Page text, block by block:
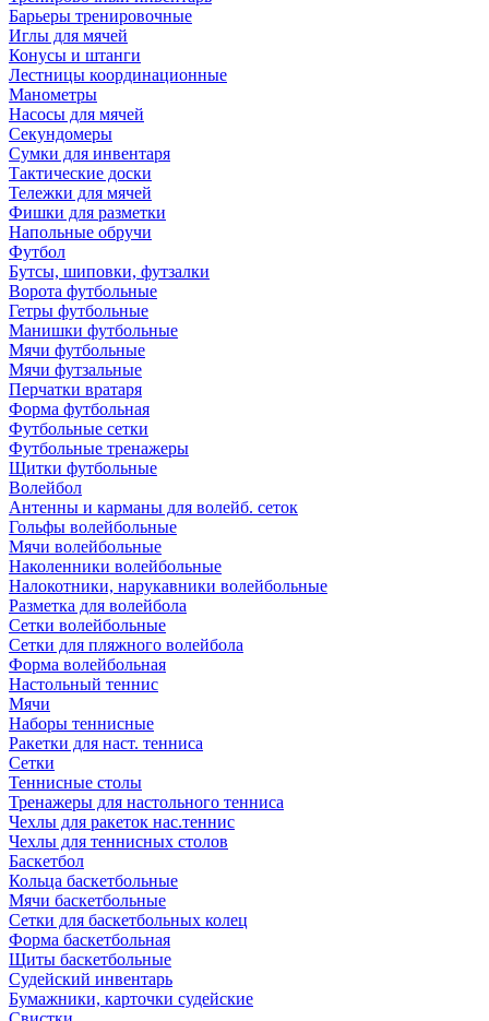
Барьеры тренировочные
Иглы для мячей
Конусы и штанги
Лестницы координационные
Манометры
Насосы для мячей
Секундомеры
Сумки для инвентаря
Тактические доски
Тележки для мячей
Фишки для разметки
Напольные обручи
Футбол
Бутсы, шиповки, футзалки
Ворота футбольные
Гетры футбольные
Манишки футбольные
Мячи футбольные
Мячи футзальные
Перчатки вратаря
Форма футбольная
Футбольные сетки
Футбольные тренажеры
Щитки футбольные
Волейбол
Антенны и карманы для волейб. сеток
Гольфы волейбольные
Мячи волейбольные
Наколенники волейбольные
Налокотники, нарукавники волейбольные
Разметка для волейбола
Сетки волейбольные
Сетки для пляжного волейбола
Форма волейбольная
Настольный теннис
Мячи
Наборы теннисные
Ракетки для наст. тенниса
Сетки
Теннисные столы
Тренажеры для настольного тенниса
Чехлы для ракеток нас.теннис
Чехлы для теннисных столов
Баскетбол
Кольца баскетбольные
Мячи баскетбольные
Сетки для баскетбольных колец
Форма баскетбольная
Щиты баскетбольные
Судейский инвентарь
Бумажники, карточки судейские